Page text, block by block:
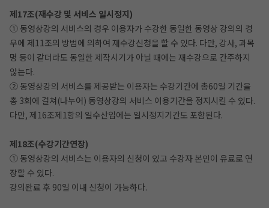
제17조(재수강 및 서비스 일시정지)
① 동영상강의 서비스의 경우 이용자가 수강한 동일한 동영상 강의의 경
우에 제11조의 방법에 의하여 재수강신청을 할 수 있다. 다만, 강사, 과목
명 등이 같더라도 동일한 제작시기가 아닐 때에는 재수강으로 간주하지
않는다.
② 동영상강의 서비스를 제공받는 이용자는 수강기간에 총60일 기간을
총 3회에 걸쳐(나누어) 동영상강의 서비스 이용기간을 정지시킬 수 있다.
다만, 제16조제1항의 일수산입에는 일시정지기간도 포함된다.
제18조(수강기간연장)
① 동영상강의 서비스는 이용자의 신청이 있고 수강자 본인이 유료로 연
장할 수 있다.
강의완료 후 90일 이내 신청이 가능하다.